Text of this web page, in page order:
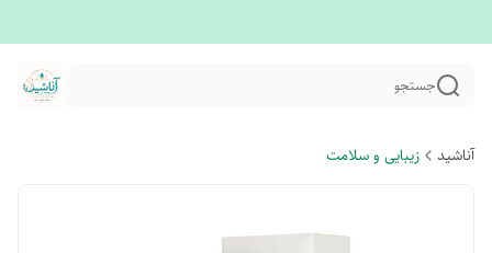
جستجو
آناشید زیبایی و سلامت